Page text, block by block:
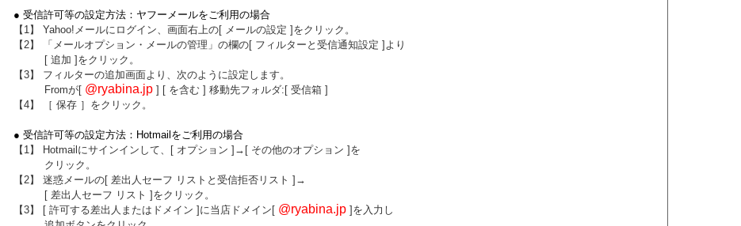
● 受信許可等の設定方法：ヤフーメールをご利用の場合
【1】 Yahoo!メールにログイン、画面右上の[ メールの設定 ]をクリック。
【2】 「メールオプション・メールの管理」の欄の[ フィルターと受信通知設定 ]より
[ 追加 ]をクリック。
【3】 フィルターの追加画面より、次のように設定します。
Fromが[ @ryabina.jp ] [ を含む ] 移動先フォルダ:[ 受信箱 ]
【4】 ［ 保存 ］をクリック。
● 受信許可等の設定方法：Hotmailをご利用の場合
【1】 Hotmailにサインインして、[ オプション ]→[ その他のオプション ]を
クリック。
【2】 迷惑メールの[ 差出人セーフ リストと受信拒否リスト ]→
[ 差出人セーフ リスト ]をクリック。
【3】 [ 許可する差出人またはドメイン ]に当店ドメイン[ @ryabina.jp ]を入力し